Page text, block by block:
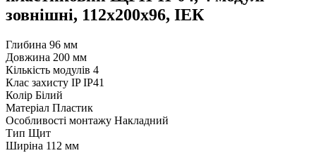
зовнішні, 112х200х96, ІЕК
Глибина 96 мм
Довжина 200 мм
Кількість модулів 4
Клас захисту IP IP41
Колір Білий
Матеріал Пластик
Особливості монтажу Накладний
Тип Щит
Ширіна 112 мм